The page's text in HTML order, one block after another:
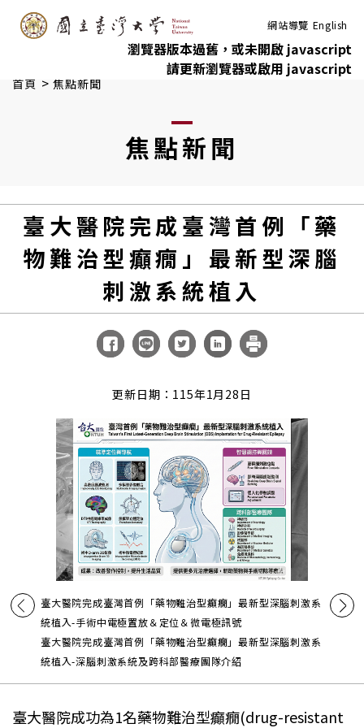
跳到主要內容 網站導覽 English
瀏覽器版本過舊，或未開啟 javascript
請更新瀏覽器或啟用 javascript
首頁 > 焦點新聞
焦點新聞
臺大醫院完成臺灣首例「藥
物難治型癲癇」最新型深腦
刺激系統植入
更新日期：115年1月28日
臺大醫院完成臺灣首例「藥物難治型癲癇」最新型深腦刺激系
統植入-手術中電極置放＆定位＆微電極訊號
臺大醫院完成臺灣首例「藥物難治型癲癇」最新型深腦刺激系
統植入-深腦刺激系統及跨科部醫療團隊介紹
臺大醫院成功為1名藥物難治型癲癇(drug-resistant